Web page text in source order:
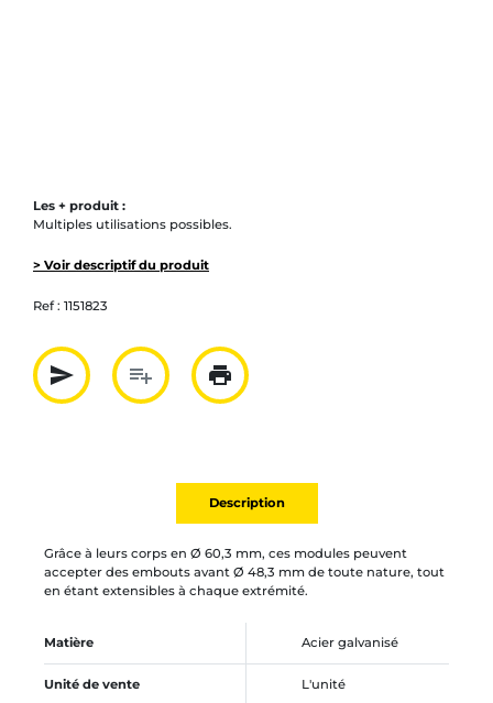
Les + produit :
Multiples utilisations possibles.
> Voir descriptif du produit
Ref : 1151823
send
Partager par mail
playlist_add
Ajouter à la liste
print
Imprimer
Description
Grâce à leurs corps en Ø 60,3 mm, ces modules peuvent
accepter des embouts avant Ø 48,3 mm de toute nature, tout
en étant extensibles à chaque extrémité.
Matière Acier galvanisé
Unité de vente L'unité